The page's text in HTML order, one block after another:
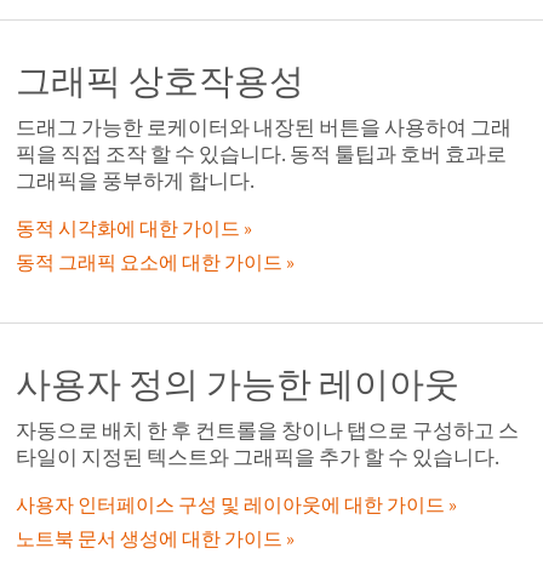
그래픽 상호작용성
드래그 가능한 로케이터와 내장된 버튼을 사용하여 그래
픽을 직접 조작 할 수 있습니다. 동적 툴팁과 호버 효과로
그래픽을 풍부하게 합니다.
동적 시각화에 대한 가이드
동적 그래픽 요소에 대한 가이드
사용자 정의 가능한 레이아웃
자동으로 배치 한 후 컨트롤을 창이나 탭으로 구성하고 스
타일이 지정된 텍스트와 그래픽을 추가 할 수 있습니다.
사용자 인터페이스 구성 및 레이아웃에 대한 가이드
노트북 문서 생성에 대한 가이드